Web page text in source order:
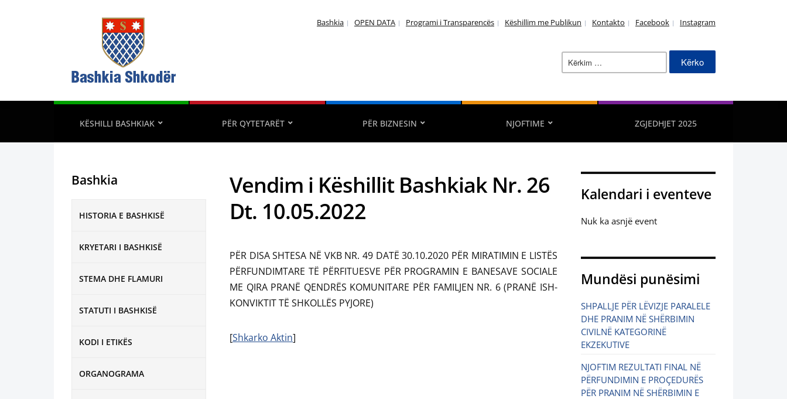
Bashkia OPEN DATA Programi i Transparencës Këshillim me Publikun Kontakto Facebook Instagram
Kërko
për:
KËSHILLI BASHKIAK PËR QYTETARËT PËR BIZNESIN NJOFTIME ZGJEDHJET 2025
Bashkia
HISTORIA E BASHKISË
KRYETARI I BASHKISË
STEMA DHE FLAMURI
STATUTI I BASHKISË
KODI I ETIKËS
ORGANOGRAMA
Vendim i Këshillit Bashkiak Nr. 26
Dt. 10.05.2022
PËR DISA SHTESA NË VKB NR. 49 DATË 30.10.2020 PËR MIRATIMIN E LISTËS
PËRFUNDIMTARE TË PËRFITUESVE PËR PROGRAMIN E BANESAVE SOCIALE
ME QIRA PRANË QENDRËS KOMUNITARE PËR FAMILJEN NR. 6 (PRANË ISH-
KONVIKTIT TË SHKOLLËS PYJORE)
[Shkarko Aktin]
Kalendari i eventeve
Nuk ka asnjë event
Mundësi punësimi
SHPALLJE PËR LËVIZJE PARALELE
DHE PRANIM NË SHËRBIMIN
CIVILNË KATEGORINË
EKZEKUTIVE
NJOFTIM REZULTATI FINAL NË
PËRFUNDIMIN E PROÇEDURËS
PËR PRANIM NË SHËRBIMIN E